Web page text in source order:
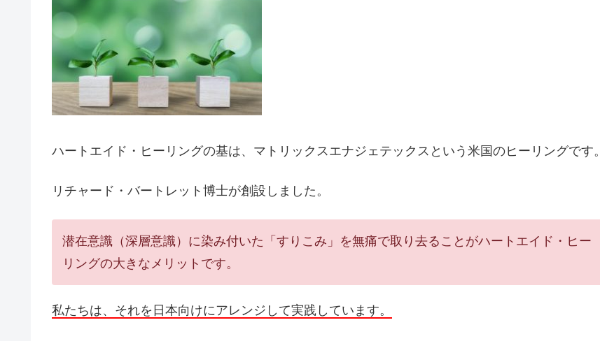
ハートエイド・ヒーリングの基は、マトリックスエナジェテックスという米国のヒーリングです。
リチャード・バートレット博士が創設しました。
潜在意識（深層意識）に染み付いた「すりこみ」を無痛で取り去ることがハートエイド・ヒー
リングの大きなメリットです。
私たちは、それを日本向けにアレンジして実践しています。